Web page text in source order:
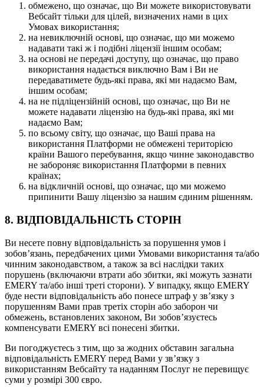
обмежено, що означає, що Ви можете використовувати
Вебсайт тільки для цілей, визначених нами в цих
Умовах використання;
на невиключній основі, що означає, що ми можемо
надавати такі ж і подібні ліцензії іншим особам;
на основі не передачі доступу, що означає, що право
використання надається виключно Вам і Ви не
передаватимете будь-які права, які ми надаємо Вам,
іншим особам;
на не підліцензійній основі, що означає, що Ви не
можете надавати ліцензію на будь-які права, які ми
надаємо Вам;
по всьому світу, що означає, що Ваші права на
використання Платформи не обмежені територією
країни Вашого перебування, якщо чинне законодавство
не забороняє використання Платформи в певних
країнах;
на відкличній основі, що означає, що ми можемо
припинити Вашу ліцензію за нашим єдиним рішенням.
8. ВІДПОВІДАЛЬНІСТЬ СТОРІН
Ви несете повну відповідальність за порушення умов і
зобов’язань, передбачених цими Умовами використання та/або
чинним законодавством, а також за всі наслідки таких
порушень (включаючи втрати або збитки, які можуть зазнати
EMERY та/або інші треті сторони). У випадку, якщо EMERY
буде нести відповідальність або понесе штраф у зв’язку з
порушенням Вами прав третіх сторін або заборон чи
обмежень, встановлених законом, Ви зобов’язуєтесь
компенсувати EMERY всі понесені збитки.
Ви погоджуєтесь з тим, що за жодних обставин загальна
відповідальність EMERY перед Вами у зв’язку з
використанням Вебсайту та наданням Послуг не перевищує
суми у розмірі 300 євро.